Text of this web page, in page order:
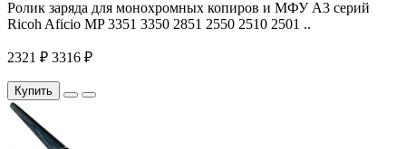
Ролик заряда для монохромных копиров и МФУ A3 серий
Ricoh Aficio MP 3351 3350 2851 2550 2510 2501 ..
2321 ₽ 3316 ₽
Купить